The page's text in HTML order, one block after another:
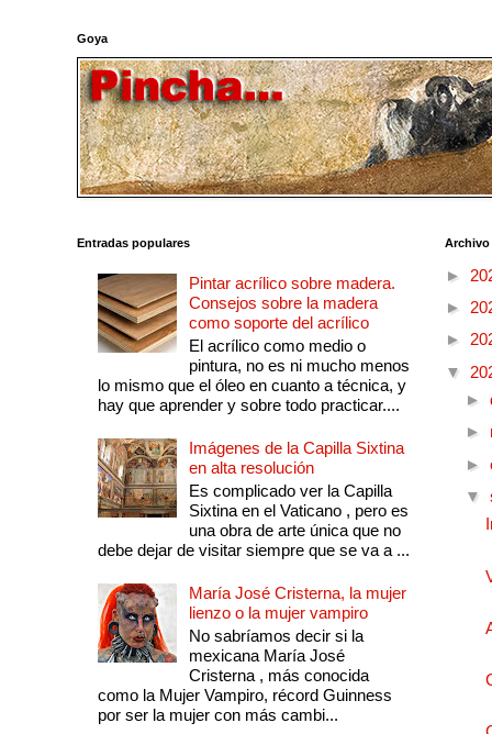
Goya
Entradas populares
Pintar acrílico sobre madera.
Consejos sobre la madera
como soporte del acrílico
El acrílico como medio o
pintura, no es ni mucho menos
lo mismo que el óleo en cuanto a técnica, y
hay que aprender y sobre todo practicar....
Imágenes de la Capilla Sixtina
en alta resolución
Es complicado ver la Capilla
Sixtina en el Vaticano , pero es
una obra de arte única que no
debe dejar de visitar siempre que se va a ...
María José Cristerna, la mujer
lienzo o la mujer vampiro
No sabríamos decir si la
mexicana María José
Cristerna , más conocida
como la Mujer Vampiro, récord Guinness
por ser la mujer con más cambi...
►
►
►
▼
►
►
►
▼